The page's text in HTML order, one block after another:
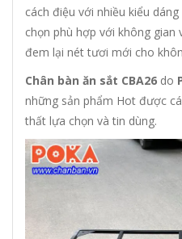
cách điệu với nhiều kiểu
chọn phù hợp với không gian
đem lại nét tươi mới cho
Chân bàn ăn sắt CBA26 do
những sản phẩm Hot được
thất lựa chọn và tin dùng.